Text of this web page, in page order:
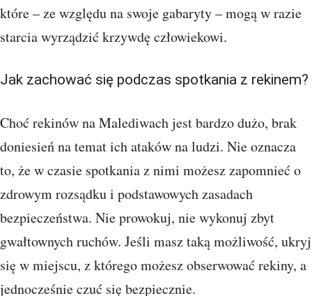
które – ze względu na swoje gabaryty – mogą w razie
starcia wyrządzić krzywdę człowiekowi.
Jak zachować się podczas spotkania z rekinem?
Choć rekinów na Malediwach jest bardzo dużo, brak
doniesień na temat ich ataków na ludzi. Nie oznacza
to, że w czasie spotkania z nimi możesz zapomnieć o
zdrowym rozsądku i podstawowych zasadach
bezpieczeństwa. Nie prowokuj, nie wykonuj zbyt
gwałtownych ruchów. Jeśli masz taką możliwość, ukryj
się w miejscu, z którego możesz obserwować rekiny, a
jednocześnie czuć się bezpiecznie.